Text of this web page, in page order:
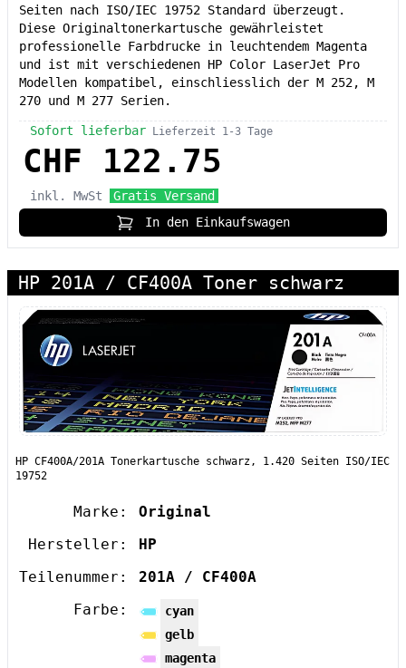
Seiten nach ISO/IEC 19752 Standard überzeugt.
Diese Originaltonerkartusche gewährleistet
professionelle Farbdrucke in leuchtendem Magenta
und ist mit verschiedenen HP Color LaserJet Pro
Modellen kompatibel, einschliesslich der M 252, M
270 und M 277 Serien.
Sofort lieferbar Lieferzeit 1-3 Tage
CHF 122.75
inkl. MwSt
Gratis Versand
In den Einkaufswagen
HP 201A / CF400A Toner schwarz
HP CF400A/201A Tonerkartusche schwarz, 1.420 Seiten ISO/IEC
19752
Marke:
Original
Hersteller:
HP
Teilenummer:
201A / CF400A
Farbe:
cyan
gelb
magenta